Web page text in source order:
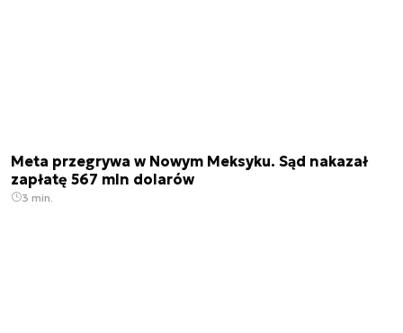
Meta przegrywa w Nowym Meksyku. Sąd nakazał
zapłatę 567 mln dolarów
3 min.